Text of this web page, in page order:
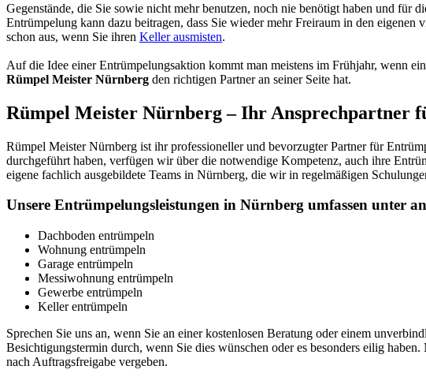
Gegenstände, die Sie sowie nicht mehr benutzen, noch nie benötigt haben und für
Entrümpelung kann dazu beitragen, dass Sie wieder mehr Freiraum in den eigenen
schon aus, wenn Sie ihren Keller ausmisten.
Auf die Idee einer Entrümpelungsaktion kommt man meistens im Frühjahr, wenn
Rümpel Meister Nürnberg den richtigen Partner an seiner Seite hat.
Rümpel Meister Nürnberg – Ihr Ansprechpartner
Rümpel Meister Nürnberg ist ihr professioneller und bevorzugter Partner für
durchgeführt haben, verfügen wir über die notwendige Kompetenz, auch ihre
eigene fachlich ausgebildete Teams in Nürnberg, die wir in regelmäßigen
Unsere Entrümpelungsleistungen in Nürnberg umfassen unter
Dachboden entrümpeln
Wohnung entrümpeln
Garage entrümpeln
Messiwohnung entrümpeln
Gewerbe entrümpeln
Keller entrümpeln
Sprechen Sie uns an, wenn Sie an einer kostenlosen Beratung oder einem
Besichtigungstermin durch, wenn Sie dies wünschen oder es besonders eilig
nach Auftragsfreigabe vergeben.